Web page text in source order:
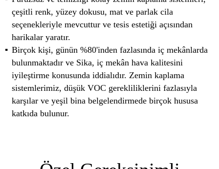
çeşitli renk, yüzey dokusu, mat ve parlak cila
seçenekleriyle mevcuttur ve tesis estetiği açısından
harikalar yaratır.
Birçok kişi, günün %80'inden fazlasında iç mekânlarda
bulunmaktadır ve Sika, iç mekân hava kalitesini
iyileştirme konusunda iddialıdır. Zemin kaplama
sistemlerimiz, düşük VOC gerekliliklerini fazlasıyla
karşılar ve yeşil bina belgelendirmede birçok hususa
katkıda bulunur.